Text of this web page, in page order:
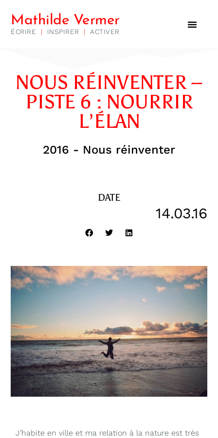
Mathilde Vermer
ÉCRIRE | INSPIRER | ACTIVER
NOUS RÉINVENTER –
PISTE 6 : NOURRIR
L’ÉLAN
2016 - Nous réinventer
DATE
14.03.16
J’habite en ville et ma relation à la nature est très